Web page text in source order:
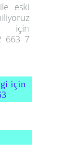
eski
için
663 7
için